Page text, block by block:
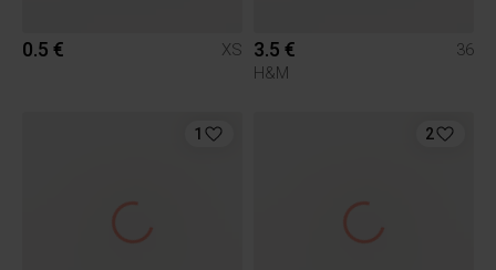
0.5 € XS 3.5 €
36
H&M
1 2